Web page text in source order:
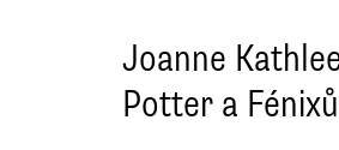
Joanne
Potter a